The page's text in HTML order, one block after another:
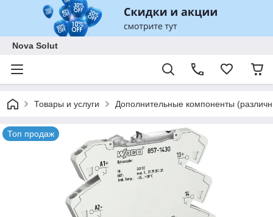
Nova Solut
Товары и услуги Дополнительные компоненты
Топ продаж